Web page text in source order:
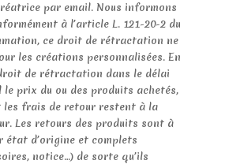
par email. Nous informons
à l’article L. 121-20-2 du
ce droit de rétractation ne
les créations personnalisées. En
de rétractation dans le délai
le prix du ou des produits achetés,
les frais de retour restent à la
Les retours des produits sont à
état d’origine et complets
notice…) de sorte qu’ils